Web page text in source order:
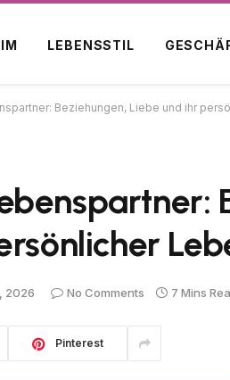
LEBENSSTIL
Beziehungen, Liebe und ihr
2026 No Comments 7 Mins
Pinterest